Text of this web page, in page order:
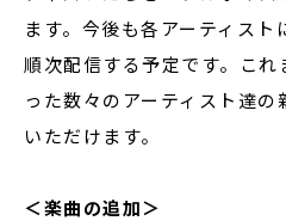
ます。今後も各アーティス
順次配信する予定です。こ
った数々のアーティスト達
いただけます。
＜楽曲の追加＞